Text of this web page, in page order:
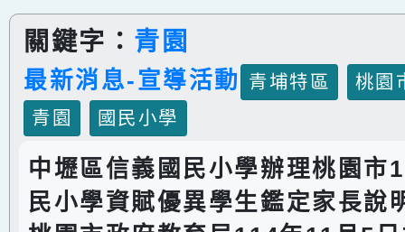
關鍵字： 青園
最新消息-宣導活動 青埔特區
桃園
青園
國民小學
中壢區信義國民小學辦理桃園市
民小學資賦優異學生鑑定家長說